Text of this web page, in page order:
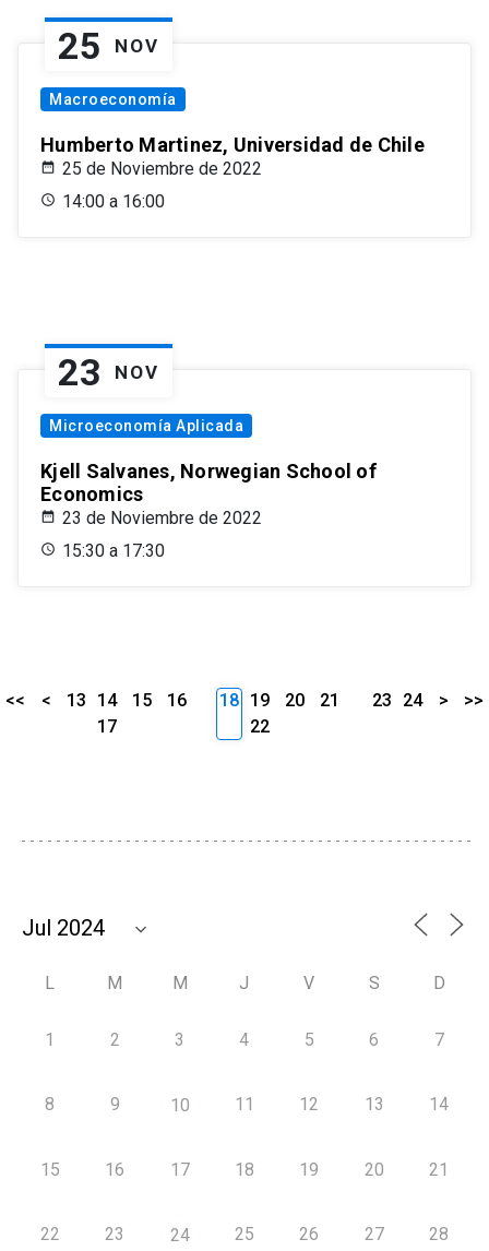
25 NOV
Macroeconomía
Humberto Martinez, Universidad de Chile
25 de Noviembre de 2022
14:00 a 16:00
23 NOV
Microeconomía Aplicada
Kjell Salvanes, Norwegian School of
Economics
23 de Noviembre de 2022
15:30 a 17:30
<< < 13 14 15
16
17
18 19 20
21
22
23 24 > >>
L M M J V S D
1 2 3 4 5 6 7
8 9 10 11 12 13 14
15 16 17 18 19 20 21
22 23 24 25 26 27 28